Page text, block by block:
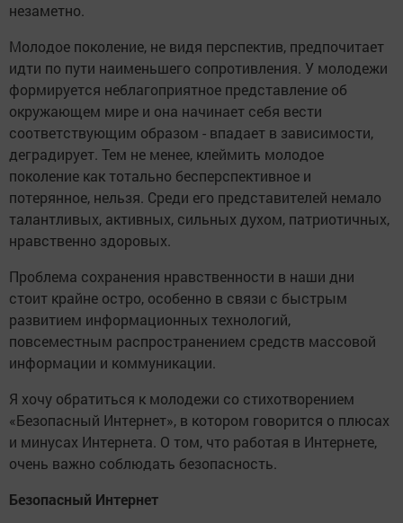
незаметно.
Молодое поколение, не видя перспектив, предпочитает
идти по пути наименьшего сопротивления. У молодежи
формируется неблагоприятное представление об
окружающем мире и она начинает себя вести
соответствующим образом - впадает в зависимости,
деградирует. Тем не менее, клеймить молодое
поколение как тотально бесперспективное и
потерянное, нельзя. Среди его представителей немало
талантливых, активных, сильных духом, патриотичных,
нравственно здоровых.
Проблема сохранения нравственности в наши дни
стоит крайне остро, особенно в связи с быстрым
развитием информационных технологий,
повсеместным распространением средств массовой
информации и коммуникации.
Я хочу обратиться к молодежи со стихотворением
«Безопасный Интернет», в котором говорится о плюсах
и минусах Интернета. О том, что работая в Интернете,
очень важно соблюдать безопасность.
Безопасный Интернет